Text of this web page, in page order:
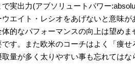
実出力(アブソリュートパワー
エイト・レシオをあげないと意味
的なパフォーマンスの向上は望めま
す。また欧米のコーチはよく「痩
量が多く太りやすい事も忘れてはな